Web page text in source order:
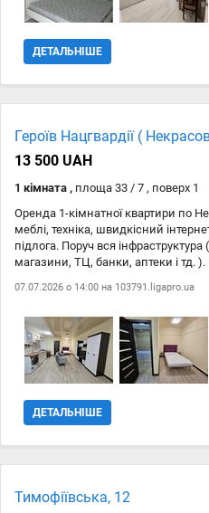
ДЕТАЛЬНІШЕ
Героїв Нацгвардії (
13 500 UAH
1 кімната , площа 33 / 7 , поверх 1
Оренда 1-кімнатної квартири по
меблі, техніка, швидкісний
підлога. Поруч вся
магазини, ТЦ, банки, аптеки і тд. ).
07.07.2026 о 14:00 на 103791.ligapro.ua
ДЕТАЛЬНІШЕ
Тимофіївська, 12